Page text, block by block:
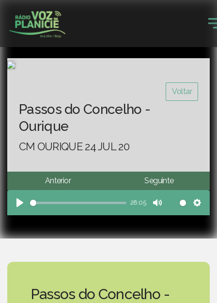
Voltar
Passos do Concelho -
Ourique
CM OURIQUE 24 JUL 20
Anterior Seguinte
Play
28:05
Mute
Passos do Concelho -